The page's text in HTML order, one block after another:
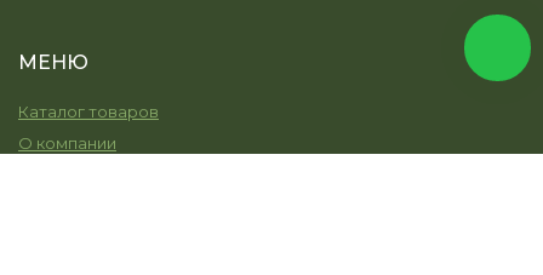
МЕНЮ
Каталог товаров
О компании